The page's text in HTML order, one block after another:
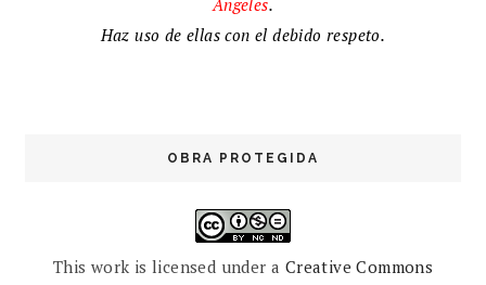
Ángeles.
Haz uso de ellas con el debido respeto.
OBRA PROTEGIDA
This work is licensed under a Creative Commons